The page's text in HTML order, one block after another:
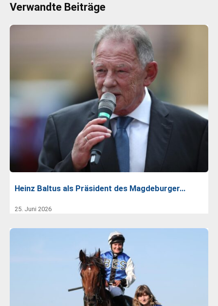
Verwandte Beiträge
Heinz Baltus als Präsident des Magdeburger…
25. Juni 2026